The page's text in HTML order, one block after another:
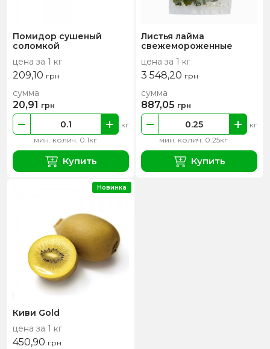
Помидор сушеный
соломкой
цена за 1 кг
209,10 грн
мин. колич. 0.1кг
кг
сумма
20,91 грн
Купить
Листья лайма
свежемороженные
цена за 1 кг
3 548,20 грн
мин. колич. 0.25кг
кг
сумма
887,05 грн
Купить
Киви Gold
цена за 1 кг
450,90 грн
Новинка